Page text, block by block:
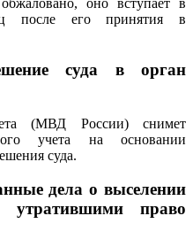
оно вступает в
после его принятия в
суда в орган
(МВД России) снимет
учета на основании
суда.
дела о выселении
право